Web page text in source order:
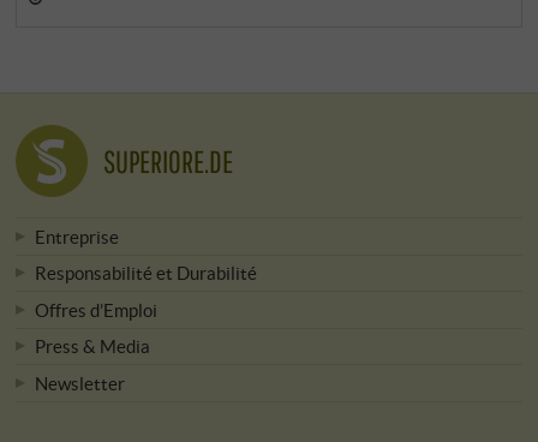
SUPERIORE.DE
Entreprise
Responsabilité et Durabilité
Offres d’Emploi
Press & Media
Newsletter